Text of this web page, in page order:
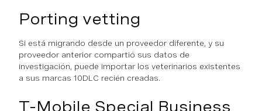
Porting vetting
Si está migrando desde un proveedor diferente, y su
proveedor anterior compartió sus datos de
investigación, puede importar los veterinarios existentes
a sus marcas 10DLC recién creadas.
T-Mobile Special Business